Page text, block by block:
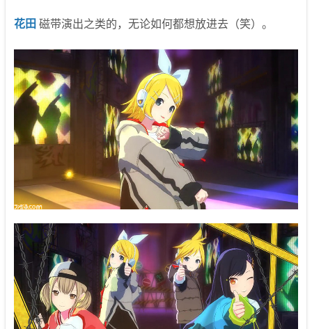
花田 磁带演出之类的，无论如何都想放进去（笑）。